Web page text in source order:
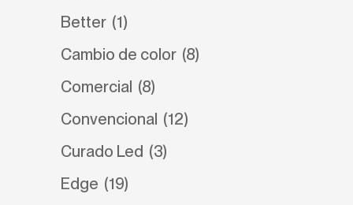
Better (1)
Cambio de color (8)
Comercial (8)
Convencional (12)
Curado Led (3)
Edge (19)